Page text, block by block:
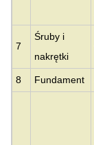
7
Śruby i
nakrętki
8 Fundament